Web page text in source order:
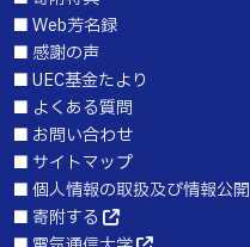
■Web芳名録
■ 感謝の声
■UEC基金たより
■ よくある質問
■ お問い合わせ
■ サイトマップ
■個人情報の取扱及び情報公開
■ 寄附する